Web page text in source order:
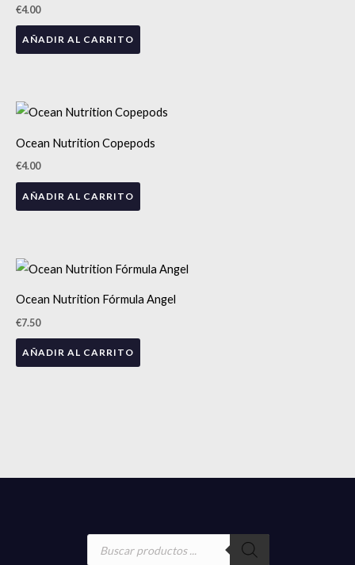
€4.00
AÑADIR AL CARRITO
Ocean Nutrition Copepods
€4.00
AÑADIR AL CARRITO
Ocean Nutrition Fórmula Angel
€7.50
AÑADIR AL CARRITO
Búsqueda
productos